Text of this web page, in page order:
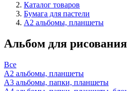
Каталог товаров
Бумага для пастели
А2 альбомы, планшеты
Альбом для
Все
А2 альбомы, планшеты
А3 альбомы, папки, планшеты